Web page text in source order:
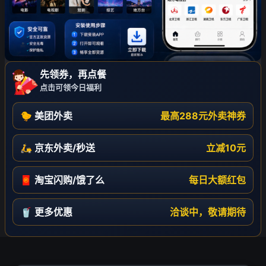
先领券，再点餐
点击可领今日福利
🐤 美团外卖 最高288元外卖神券
🛵 京东外卖/秒送 立减10元
🧧 淘宝闪购/饿了么 每日大额红包
🥤 更多优惠 洽谈中，敬请期待